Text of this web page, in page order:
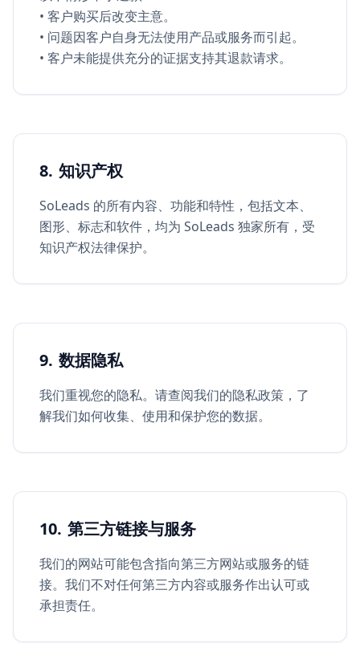
• 客户购买后改变主意。
• 问题因客户自身无法使用产品或服务而引起。
• 客户未能提供充分的证据支持其退款请求。
8. 知识产权
SoLeads 的所有内容、功能和特性，包括文本、
图形、标志和软件，均为 SoLeads 独家所有，受
知识产权法律保护。
9. 数据隐私
我们重视您的隐私。请查阅我们的隐私政策，了
解我们如何收集、使用和保护您的数据。
10. 第三方链接与服务
我们的网站可能包含指向第三方网站或服务的链
接。我们不对任何第三方内容或服务作出认可或
承担责任。